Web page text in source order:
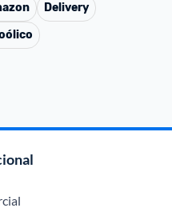
Delivery